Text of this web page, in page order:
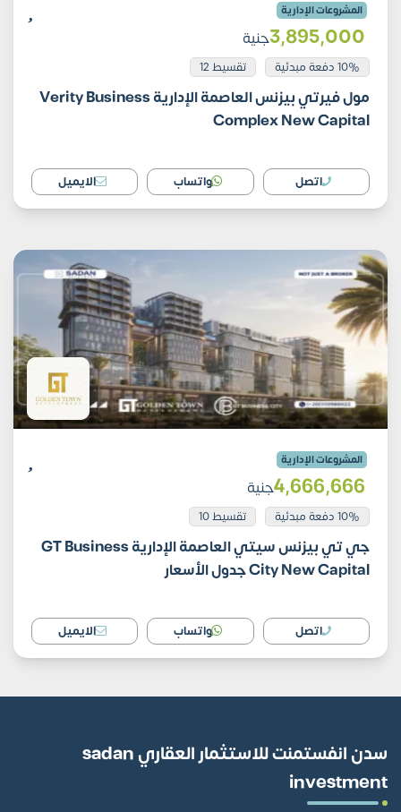
المشروعات الإدارية
3٬895٬000جنية
10% دفعة مبدئية تقسيط 12
مول فيرتي بيزنس العاصمة الإدارية Verity Business
Complex New Capital
اتصل واتساب الايميل
المشروعات الإدارية
4٬666٬666جنية
10% دفعة مبدئية تقسيط 10
جي تي بيزنس سيتي العاصمة الإدارية GT Business
City New Capital جدول الأسعار
اتصل واتساب الايميل
سدن انفستمنت للاستثمار العقاري sadan
investment